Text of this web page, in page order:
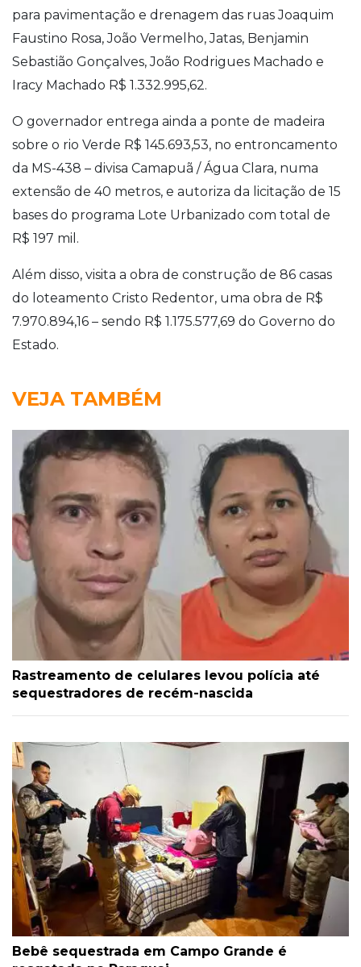
para pavimentação e drenagem das ruas Joaquim
Faustino Rosa, João Vermelho, Jatas, Benjamin
Sebastião Gonçalves, João Rodrigues Machado e
Iracy Machado R$ 1.332.995,62.
O governador entrega ainda a ponte de madeira
sobre o rio Verde R$ 145.693,53, no entroncamento
da MS-438 – divisa Camapuã / Água Clara, numa
extensão de 40 metros, e autoriza da licitação de 15
bases do programa Lote Urbanizado com total de
R$ 197 mil.
Além disso, visita a obra de construção de 86 casas
do loteamento Cristo Redentor, uma obra de R$
7.970.894,16 – sendo R$ 1.175.577,69 do Governo do
Estado.
VEJA TAMBÉM
Rastreamento de celulares levou polícia até
sequestradores de recém-nascida
Bebê sequestrada em Campo Grande é